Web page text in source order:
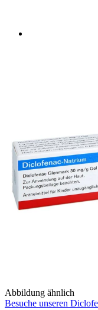
Abbildung ähnlich
Besuche unseren